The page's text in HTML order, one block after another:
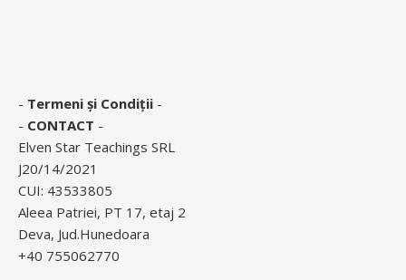
- Termeni și Condiții -
- CONTACT -
Elven Star Teachings SRL
J20/14/2021
CUI: 43533805
Aleea Patriei, PT 17, etaj 2
Deva, Jud.Hunedoara
+40 755062770